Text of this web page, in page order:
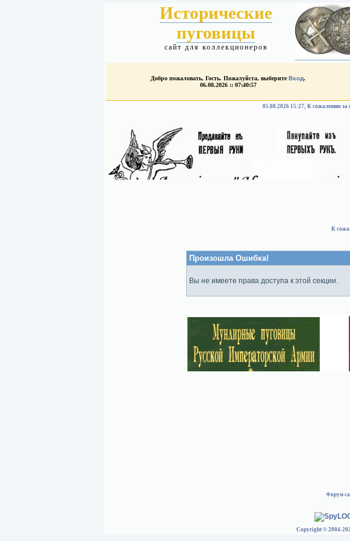
Исторические
пуговицы
сайт для коллекционеров
Добро пожаловать, Гость. Пожалуйста, выберитеВход.
06.08.2026 :: 07:40:57
05.08.2026 15:27; К сожалению
К
Произошла Ошибка!
Вы не имеете права доступа к этой секции.
Форум
Copyright © 2004-